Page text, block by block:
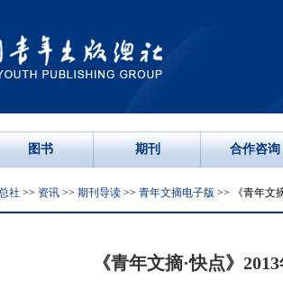
图书 期刊 合作咨询
社 >> 资讯 >> 期刊导读 >> 青年文摘电子版 >> 《青年文
《青年文摘·快点》